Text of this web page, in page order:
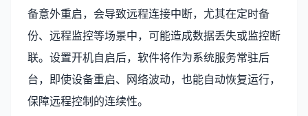
备意外重启，会导致远程连接中断，尤其在定时备
份、远程监控等场景中，可能造成数据丢失或监控断
联。设置开机自启后，软件将作为系统服务常驻后
台，即使设备重启、网络波动，也能自动恢复运行，
保障远程控制的连续性。